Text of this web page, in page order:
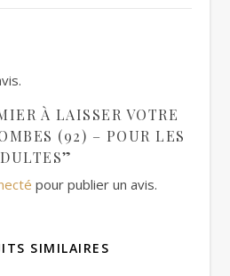
À LAISSER VOTRE
(92) – POUR LES
pour publier un avis.
SIMILAIRES